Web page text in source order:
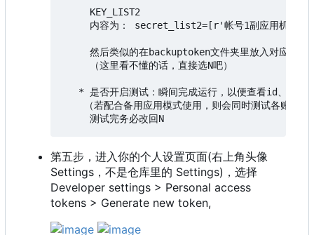
     KEY_LIST2
内容为： secret_list2=[r'帐号1副应用机密
然后类似的在backuptoken文件夹里放入对应的
     （这里看不懂的话，直接选N吧）
* 是否开启测试：瞬间完成运行，以便查看id、机密
（若配合备用应用模式使用，则会同时测试各账号
第五步，进入你的个人设置页面(右上角头像
Settings，不是仓库里的 Settings)，选择
Developer settings > Personal access
tokens > Generate new token,